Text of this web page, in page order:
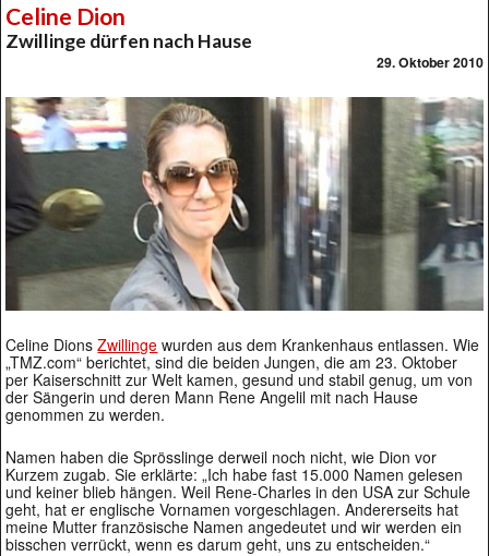
Celine Dion
Zwillinge dürfen nach Hause
29. Oktober 2010
Celine DionsZwillinge wurden aus dem Krankenhaus entlassen. Wie
„TMZ.com“ berichtet, sind die beiden Jungen, die am 23. Oktober
per Kaiserschnitt zur Welt kamen, gesund und stabil genug, um von
der Sängerin und deren Mann Rene Angelil mit nach Hause
genommen zu werden.
Namen haben die Sprösslinge derweil noch nicht, wie Dion vor
Kurzem zugab. Sie erklärte: „Ich habe fast 15.000 Namen gelesen
und keiner blieb hängen. Weil Rene-Charles in den USA zur Schule
geht, hat er englische Vornamen vorgeschlagen. Andererseits hat
meine Mutter französische Namen angedeutet und wir werden ein
bisschen verrückt, wenn es darum geht, uns zu entscheiden.“